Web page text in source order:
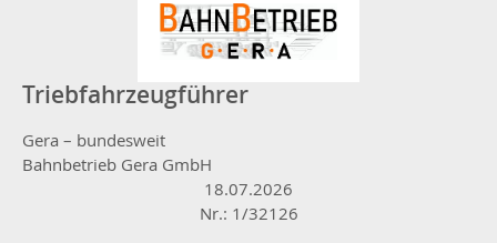
Triebfahrzeugführer
Gera – bundesweit
Bahnbetrieb Gera GmbH
18.07.2026
Nr.: 1/32126